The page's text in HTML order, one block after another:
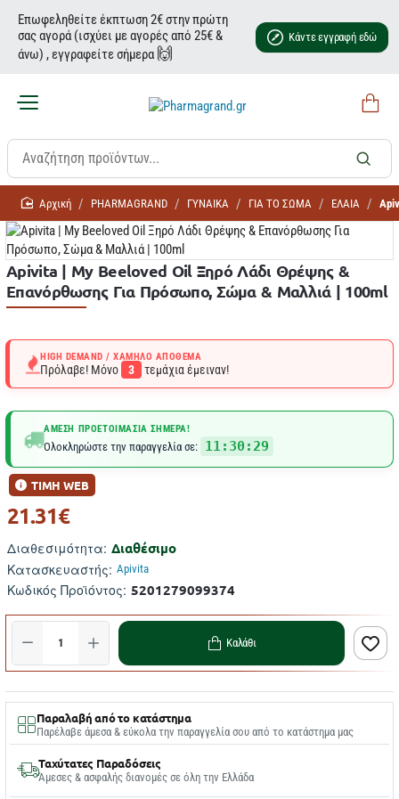
Επωφεληθείτε έκπτωση 2€ στην πρώτη
σας αγορά (ισχύει με αγορές από 25€ &
άνω) , εγγραφείτε σήμερα 🙌
Κάντε εγγραφή εδώ
homePHARMAGRAND ΓΥΝΑΙΚΑ ΓΙΑ ΤΟ ΣΩΜΑ ΕΛΑΙΑ
Apivita | My Beeloved Oil Ξηρό Λάδι Θρέψης &
Επανόρθωσης Για Πρόσωπο, Σώμα & Μαλλιά | 100ml
HIGH DEMAND / ΧΑΜΗΛΌ ΑΠΌΘΕΜΑ
Πρόλαβε! Μόνο 3 τεμάχια έμειναν!
ΆΜΕΣΗ ΠΡΟΕΤΟΙΜΑΣΊΑ ΣΉΜΕΡΑ!
Ολοκληρώστε την παραγγελία σε: 11:30:29
Διαθεσιμότητα: Διαθέσιμο
Κατασκευαστής: Apivita
Κωδικός Προϊόντος: 5201279099374
ΤΙΜΗ WEB
21.31€
Καλάθι
Παραλαβή από το κατάστημα
Παρέλαβε άμεσα & εύκολα την παραγγελία σου από το κατάστημα μας
Ταχύτατες Παραδόσεις
Άμεσες & ασφαλής διανομές σε όλη την Ελλάδα